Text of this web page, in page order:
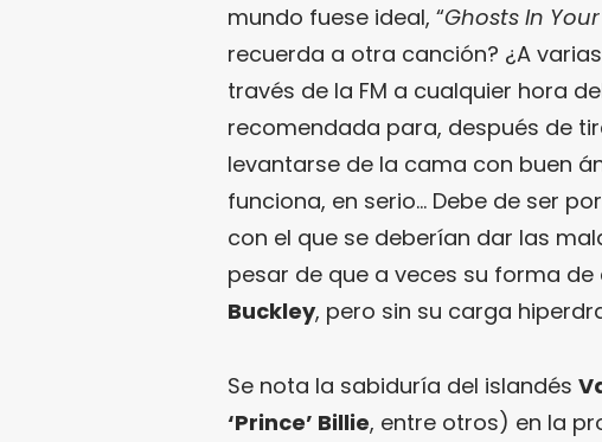
mundo fuese ideal, “Ghosts In
recuerda a otra canción? ¿A
través de la FM a cualquier hora
recomendada para, después de
levantarse de la cama con buen
funciona, en serio… Debe de ser
con el que se deberían dar las
pesar de que a veces su forma
Buckley, pero sin su carga
Se nota la sabiduría del islandés
‘Prince’ Billie, entre otros) en la